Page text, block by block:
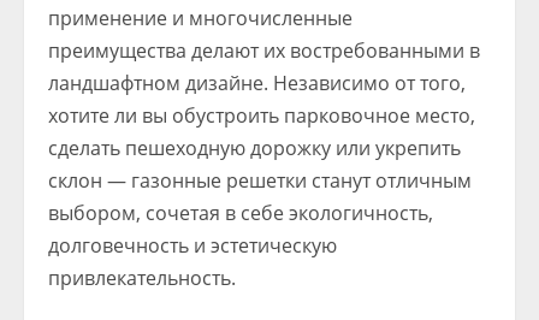
применение и многочисленные
преимущества делают их востребованными в
ландшафтном дизайне. Независимо от того,
хотите ли вы обустроить парковочное место,
сделать пешеходную дорожку или укрепить
склон — газонные решетки станут отличным
выбором, сочетая в себе экологичность,
долговечность и эстетическую
привлекательность.